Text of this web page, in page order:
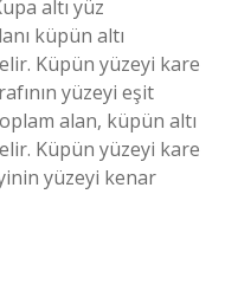
altı yüz
küpün altı
Küpün yüzeyi kare
yüzeyi eşit
alan, küpün altı
Küpün yüzeyi kare
yüzeyi kenar